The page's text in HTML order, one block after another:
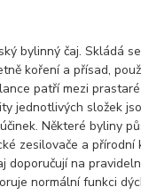
bylinný čaj. Skládá
koření a přísad,
patří mezi
jednotlivých složek
Některé byliny
zesilovače a přírodní
doporučují na
normální funkci